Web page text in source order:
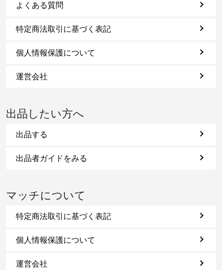
よくある質問
特定商法取引に基づく表記
個人情報保護について
運営会社
出品したい方へ
出品する
出品者ガイドをみる
マッチについて
特定商法取引に基づく表記
個人情報保護について
運営会社